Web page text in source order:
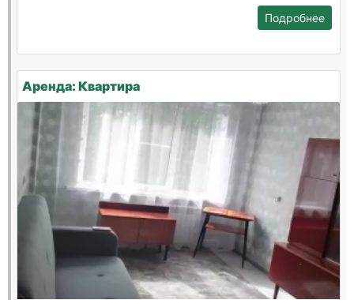
Подробнее
Аренда: Квартира